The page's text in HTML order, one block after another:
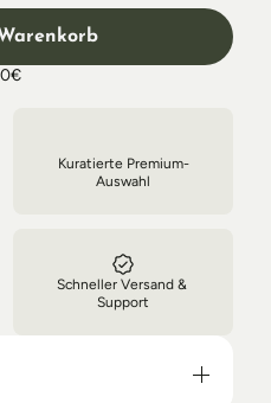
Kuratierte Premium-
Auswahl
Schneller Versand &
Support